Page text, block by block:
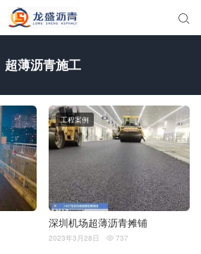

超薄沥青施工
深圳机场超薄沥青摊铺
工程案例
2023年3月28日  737